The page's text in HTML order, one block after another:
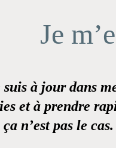
Je
à jour dans
et à prendre
n’est pas le cas.